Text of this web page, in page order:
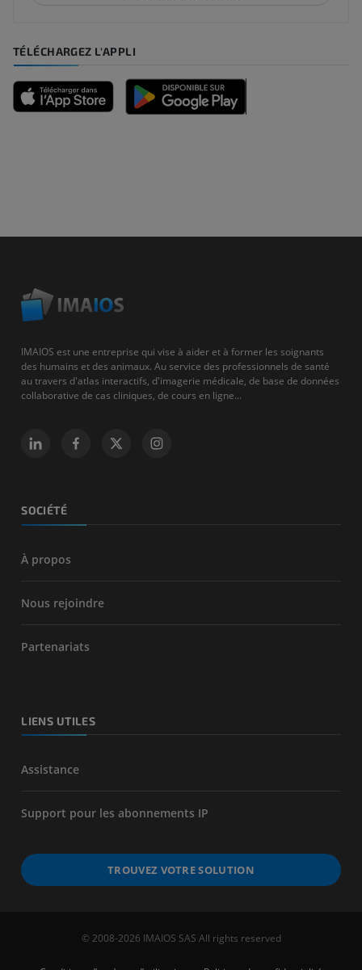
TÉLÉCHARGEZ L'APPLI
IMAIOS est une entreprise qui vise à aider et à former les soignants
des humains et des animaux. Au service des professionnels de santé
au travers d'atlas interactifs, d'imagerie médicale, de base de données
collaborative de cas cliniques, de cours en ligne...
SOCIÉTÉ
À propos
Nous rejoindre
Partenariats
LIENS UTILES
Assistance
Support pour les abonnements IP
TROUVEZ VOTRE SOLUTION
© 2008-2026 IMAIOS SAS All rights reserved